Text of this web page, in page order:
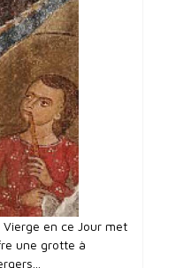
Vierge en ce Jour met
une grotte à